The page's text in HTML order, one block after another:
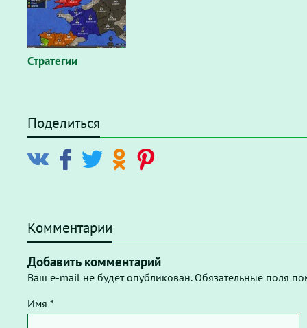
Стратегии
Поделиться
Комментарии
Добавить комментарий
Ваш e-mail не будет опубликован. Обязательные поля
Имя *